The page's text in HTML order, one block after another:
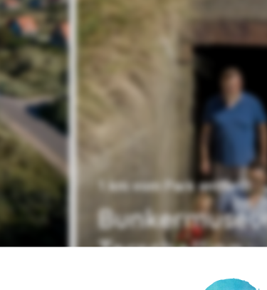
Terschelling
1 km vom Park entfernt